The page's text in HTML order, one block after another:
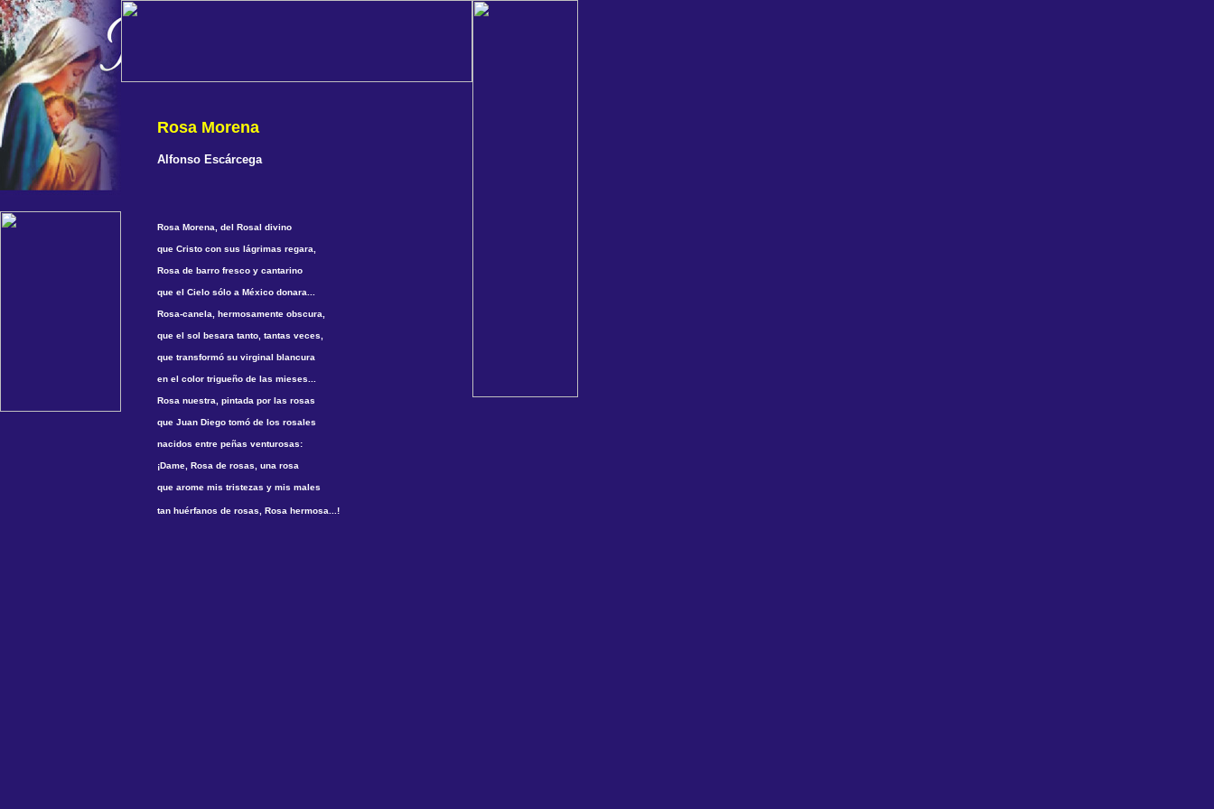
Rosa Morena
Alfonso Escárcega
Rosa Morena, del Rosal divino
que Cristo con sus lágrimas regara,
Rosa de barro fresco y cantarino
que el Cielo sólo a México donara...
Rosa-canela, hermosamente obscura,
que el sol besara tanto, tantas veces,
que transformó su virginal blancura
en el color trigueño de las mieses...
Rosa nuestra, pintada por las rosas
que Juan Diego tomó de los rosales
nacidos entre peñas venturosas:
¡Dame, Rosa de rosas, una rosa
que arome mis tristezas y mis males
tan huérfanos de rosas, Rosa hermosa...!